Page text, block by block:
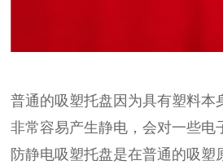
普通的吸塑托盘因为具有塑料本
非常容易产生静电，会对一些电
防静电吸塑托盘是在普通的吸塑